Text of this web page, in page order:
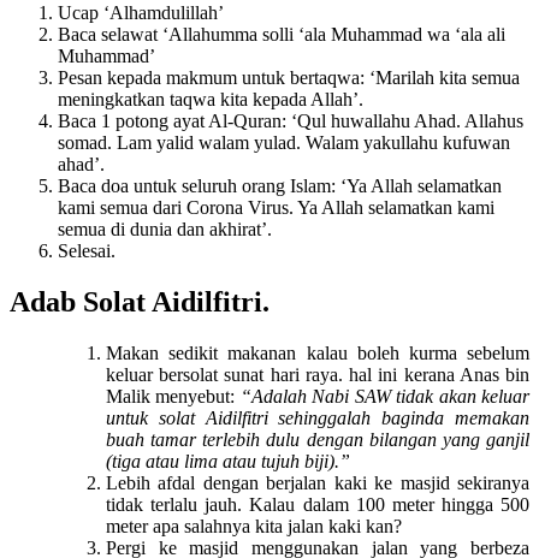
Ucap ‘Alhamdulillah’
Baca selawat ‘Allahumma solli ‘ala Muhammad wa ‘ala ali
Muhammad’
Pesan kepada makmum untuk bertaqwa: ‘Marilah kita semua
meningkatkan taqwa kita kepada Allah’.
Baca 1 potong ayat Al-Quran: ‘Qul huwallahu Ahad. Allahus
somad. Lam yalid walam yulad. Walam yakullahu kufuwan
ahad’.
Baca doa untuk seluruh orang Islam: ‘Ya Allah selamatkan
kami semua dari Corona Virus. Ya Allah selamatkan kami
semua di dunia dan akhirat’.
Selesai.
Adab Solat Aidilfitri.
Makan sedikit makanan kalau boleh kurma sebelum
keluar bersolat sunat hari raya. hal ini kerana Anas bin
Malik menyebut: “Adalah Nabi SAW tidak akan keluar
untuk solat Aidilfitri sehinggalah baginda memakan
buah tamar terlebih dulu dengan bilangan yang ganjil
(tiga atau lima atau tujuh biji).”
Lebih afdal dengan berjalan kaki ke masjid sekiranya
tidak terlalu jauh. Kalau dalam 100 meter hingga 500
meter apa salahnya kita jalan kaki kan?
Pergi ke masjid menggunakan jalan yang berbeza